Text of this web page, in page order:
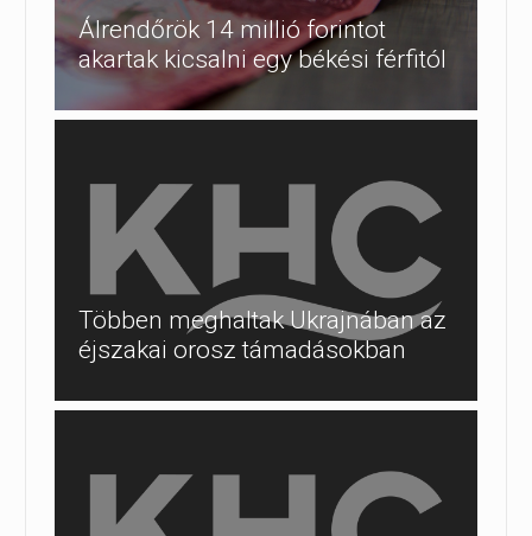
Álrendőrök 14 millió forintot
akartak kicsalni egy békési férfitól
Többen meghaltak Ukrajnában az
éjszakai orosz támadásokban